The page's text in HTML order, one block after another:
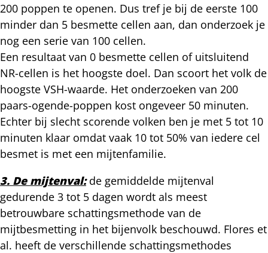
200 poppen te openen. Dus tref je bij de eerste 100
minder dan 5 besmette cellen aan, dan onderzoek je
nog een serie van 100 cellen.
Een resultaat van 0 besmette cellen of uitsluitend
NR-cellen is het hoogste doel. Dan scoort het volk de
hoogste VSH-waarde. Het onderzoeken van 200
paars-ogende-poppen kost ongeveer 50 minuten.
Echter bij slecht scorende volken ben je met 5 tot 10
minuten klaar omdat vaak 10 tot 50% van iedere cel
besmet is met een mijtenfamilie.
3. De mijtenval:de gemiddelde mijtenval
gedurende 3 tot 5 dagen wordt als meest
betrouwbare schattingsmethode van de
mijtbesmetting in het bijenvolk beschouwd. Flores et
al. heeft de verschillende schattingsmethodes